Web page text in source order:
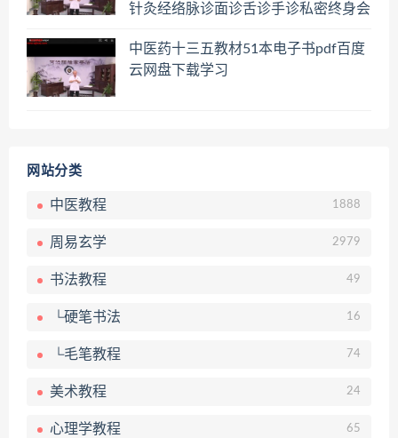
针灸经络脉诊面诊舌诊手诊私密终身会
中医药十三五教材51本电子书pdf百度
云网盘下载学习
网站分类
中医教程 1888
周易玄学 2979
书法教程 49
└硬笔书法 16
└毛笔教程 74
美术教程 24
心理学教程 65